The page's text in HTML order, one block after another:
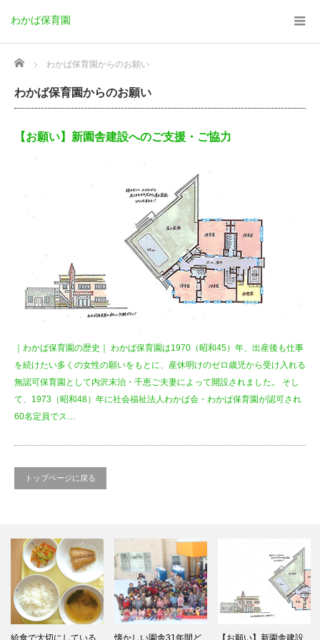
わかば保育園
Home わかば保育園からのお願い
わかば保育園からのお願い
【お願い】新園舎建設へのご支援・ご協力
｜わかば保育園の歴史｜ わかば保育園は1970（昭和45）年、出産後も仕事
を続けたい多くの女性の願いをもとに、産休明けのゼロ歳児から受け入れる
無認可保育園として内沢末治・千恵ご夫妻によって開設されました。 そし
て、1973（昭和48）年に社会福祉法人わかば会・わかば保育園が認可され
60名定員でス…
トップページに戻る